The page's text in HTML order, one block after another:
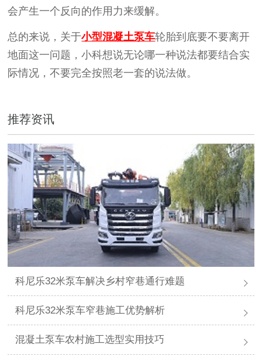
会产生一个反向的作用力来缓解。
总的来说，关于小型混凝土泵车轮胎到底要不要离开
地面这一问题，小科想说无论哪一种说法都要结合实
际情况，不要完全按照老一套的说法做。
推荐资讯
科尼乐32米泵车解决乡村窄巷通行难题
科尼乐32米泵车窄巷施工优势解析
混凝土泵车农村施工选型实用技巧